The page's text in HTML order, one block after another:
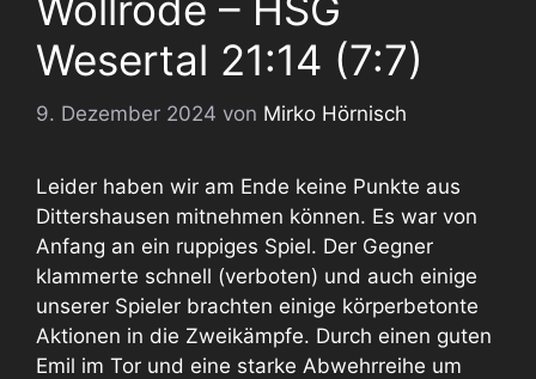
Wesertal 21:14 (7:7)
9. Dezember 2024 von Mirko Hörnisch
Leider haben wir am Ende keine Punkte aus
Dittershausen mitnehmen können. Es war von
Anfang an ein ruppiges Spiel. Der Gegner
klammerte schnell (verboten) und auch einige
unserer Spieler brachten einige körperbetonte
Aktionen in die Zweikämpfe. Durch einen guten
Emil im Tor und eine starke Abwehrreihe um